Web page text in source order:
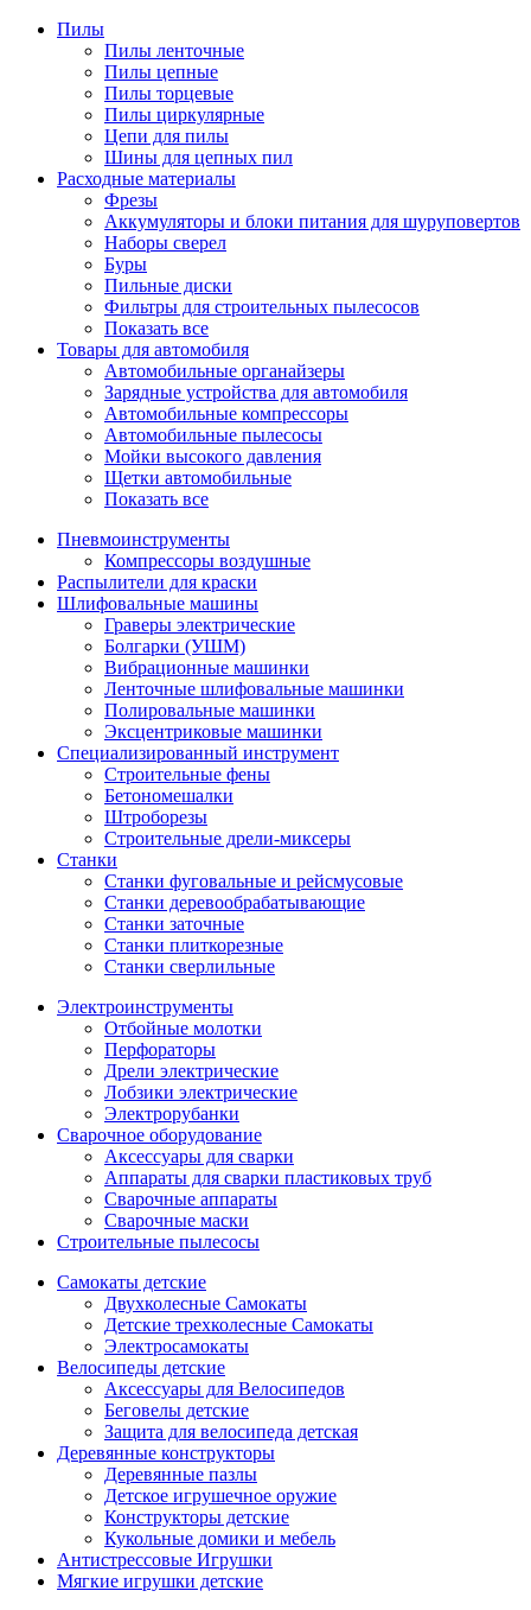
Пилы
Пилы ленточные
Пилы цепные
Пилы торцевые
Пилы циркулярные
Цепи для пилы
Шины для цепных пил
Расходные материалы
Фрезы
Аккумуляторы и блоки питания для шуруповертов
Наборы сверел
Буры
Пильные диски
Фильтры для строительных пылесосов
Показать все
Товары для автомобиля
Автомобильные органайзеры
Зарядные устройства для автомобиля
Автомобильные компрессоры
Автомобильные пылесосы
Мойки высокого давления
Щетки автомобильные
Показать все
Пневмоинструменты
Компрессоры воздушные
Распылители для краски
Шлифовальные машины
Граверы электрические
Болгарки (УШМ)
Вибрационные машинки
Ленточные шлифовальные машинки
Полировальные машинки
Эксцентриковые машинки
Специализированный инструмент
Строительные фены
Бетономешалки
Штроборезы
Строительные дрели-миксеры
Станки
Станки фуговальные и рейсмусовые
Станки деревообрабатывающие
Станки заточные
Станки плиткорезные
Станки сверлильные
Электроинструменты
Отбойные молотки
Перфораторы
Дрели электрические
Лобзики электрические
Электрорубанки
Сварочное оборудование
Аксессуары для сварки
Аппараты для сварки пластиковых труб
Сварочные аппараты
Сварочные маски
Строительные пылесосы
Самокаты детские
Двухколесные Cамокаты
Детские трехколесные Самокаты
Электросамокаты
Велосипеды детские
Аксессуары для Велосипедов
Беговелы детские
Защита для велосипеда детская
Деревянные конструкторы
Деревянные пазлы
Детское игрушечное оружие
Конструкторы детские
Кукольные домики и мебель
Антистрессовые Игрушки
Мягкие игрушки детские